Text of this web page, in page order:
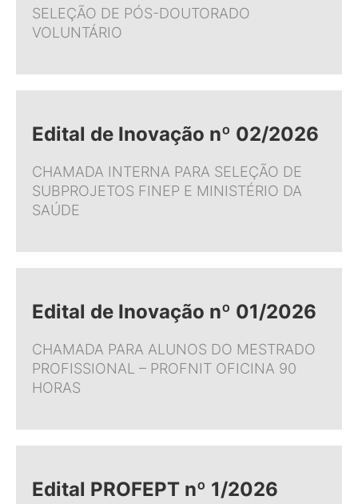
SELEÇÃO DE PÓS-DOUTORADO
VOLUNTÁRIO
Edital de Inovação nº 02/2026
CHAMADA INTERNA PARA SELEÇÃO DE
SUBPROJETOS FINEP E MINISTÉRIO DA
SAÚDE
Edital de Inovação nº 01/2026
CHAMADA PARA ALUNOS DO MESTRADO
PROFISSIONAL – PROFNIT OFICINA 90
HORAS
Edital PROFEPT nº 1/2026